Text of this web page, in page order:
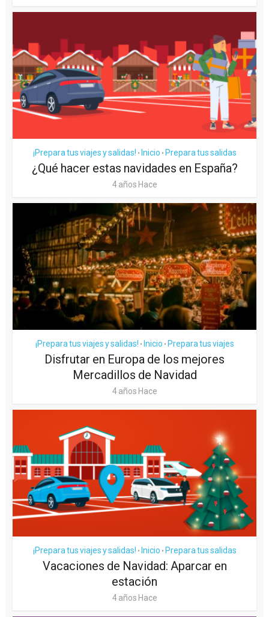
¡Prepara tus viajes y salidas! • Inicio • Prepara tus salidas
¿Qué hacer estas navidades en España?
4 años Hace
¡Prepara tus viajes y salidas! • Inicio • Prepara tus viajes
Disfrutar en Europa de los mejores
Mercadillos de Navidad
4 años Hace
¡Prepara tus viajes y salidas! • Inicio • Prepara tus salidas
Vacaciones de Navidad: Aparcar en
estación
4 años Hace